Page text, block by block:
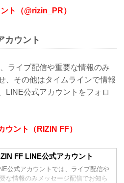
ト（@rizin_PR）
カウント
ライブ配信や重要な情報のみ
、その他はタイムラインで情報
LINE公式アカウントをフォロ
ント（RIZIN FF）
FF LINE公式アカウント
公式アカウントでは、ライブ配信や
な情報のみメッセージ配信でお知ら